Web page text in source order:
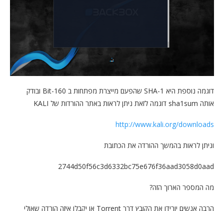
דוגמה נוספת היא SHA-1 שהפעם מייצרת מפתחות ב 160-Bit ובודק
אותה sha1sum דוגמה לזאת ניתן לראות באתר ההורדות של KALI
http://www.kali.org/downloads
וניתן לראות בהמשך ההורדה את הכתובת
2744d50f56c3d6332bc75e676f36aad3058d0aad
מה המספר הארוך הזה?
הרבה אנשים יורידו את הקובץ דרך Torrent או יקבלו איזה הורדה שאולי